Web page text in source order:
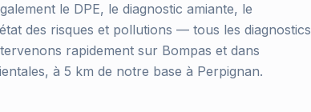
le DPE, le diagnostic amiante, le
des risques et pollutions — tous les diagnostics
rapidement sur Bompas et dans
à 5 km de notre base à Perpignan.